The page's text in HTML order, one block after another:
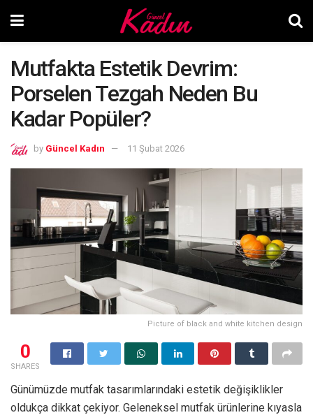
Mutfakta Estetik Devrim:
Porselen Tezgah Neden Bu
Kadar Popüler?
by Güncel Kadın 11 Şubat 2026
Picture of black and white kitchen design
0
SHARES
Günümüzde mutfak tasarımlarındaki estetik değişiklikler
oldukça dikkat çekiyor. Geleneksel mutfak ürünlerine kıyasla